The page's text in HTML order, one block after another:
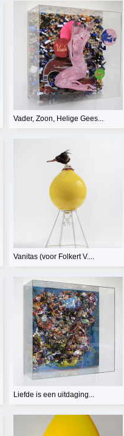
Vader, Zoon, Helige Gees...
Vanitas (voor Folkert V....
Liefde is een uitdaging...